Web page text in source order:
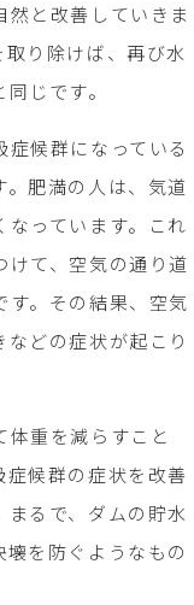
と改善していきま
り除けば、再び水
じです。
候群になっている
肥満の人は、気道
っています。これ
けて、空気の通り道
す。その結果、空気
どの症状が起こり
体重を減らすこと
候群の症状を改善
るで、ダムの貯水
を防ぐようなもの